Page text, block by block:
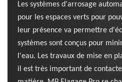
Les systèmes d'arrosage
pour les espaces verts pour
leur présence va permettre
systèmes sont conçus pour
l'eau. Les travaux de mise en
il est très important de